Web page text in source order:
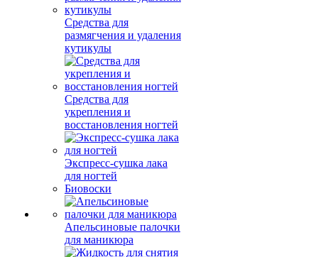
Средства для
размягчения и удаления
кутикулы
Средства для
укрепления и
восстановления ногтей
Экспресс-сушка лака
для ногтей
Биовоски
Апельсиновые палочки
для маникюра